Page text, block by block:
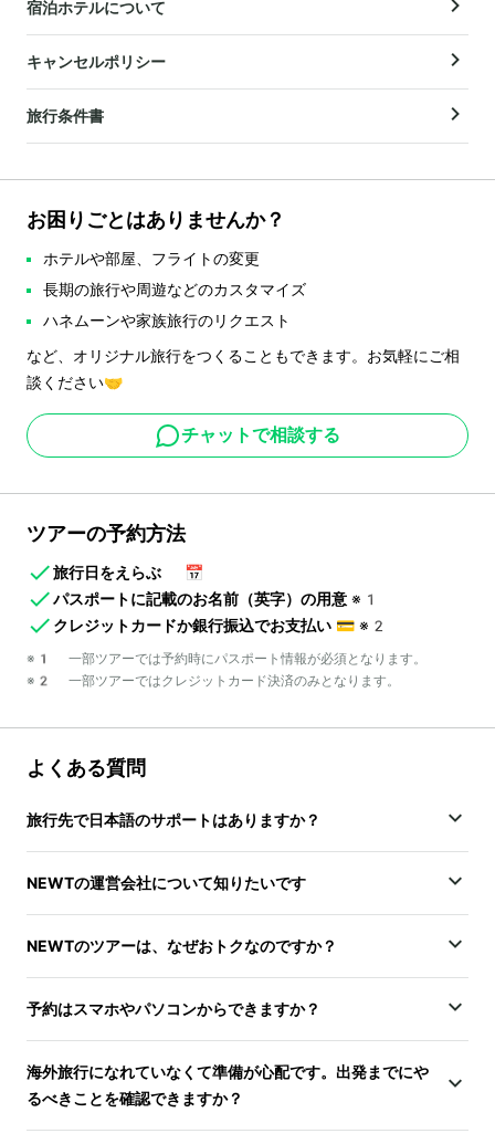
宿泊ホテルについて
キャンセルポリシー
旅行条件書
お困りごとはありませんか？
ホテルや部屋、フライトの変更
長期の旅行や周遊などのカスタマイズ
ハネムーンや家族旅行のリクエスト
など、オリジナル旅行をつくることもできます。お気軽にご相
談ください🤝
チャットで相談する
ツアーの予約方法
旅行日をえらぶ
📅
パスポートに記載のお名前（英字）の用意 ※1
クレジットカードか銀行振込でお支払い 💳 ※2
※1 一部ツアーでは予約時にパスポート情報が必須となります。
※2 一部ツアーではクレジットカード決済のみとなります。
よくある質問
旅行先で日本語のサポートはありますか？
NEWTの運営会社について知りたいです
NEWTのツアーは、なぜおトクなのですか？
予約はスマホやパソコンからできますか？
海外旅行になれていなくて準備が心配です。出発までにや
るべきことを確認できますか？